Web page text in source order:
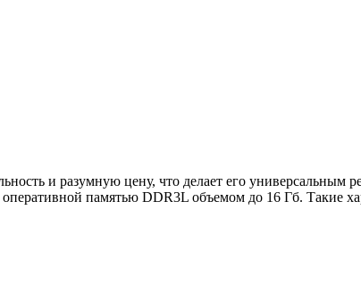
и разумную цену, что делает его универсальным
памятью DDR3L объемом до 16 Гб. Такие